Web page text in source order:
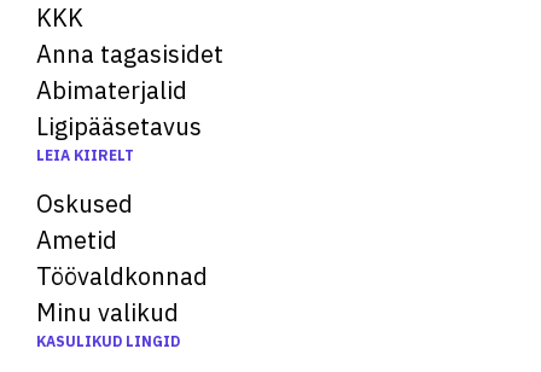
KKK
Anna tagasisidet
Abimaterjalid
Ligipääsetavus
LEIA KIIRELT
Oskused
Ametid
Töövaldkonnad
Minu valikud
KASULIKUD LINGID